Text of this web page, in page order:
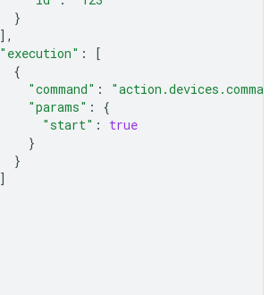
}
],
"execution" :
[
{
"command" :
"params" :
{
"start" :
true
}
}
]